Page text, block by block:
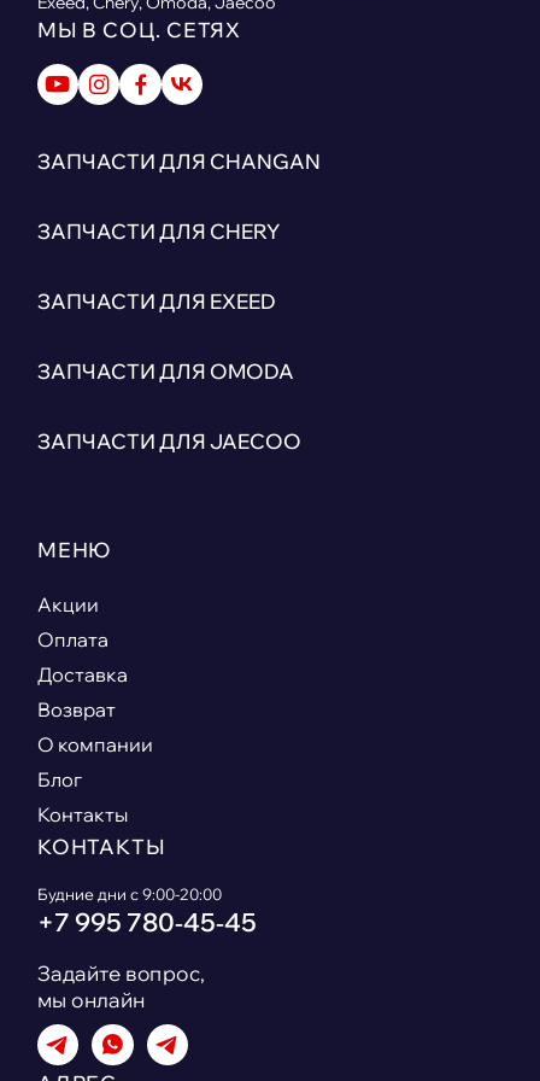
МЫ В СОЦ. СЕТЯХ
ЗАПЧАСТИ ДЛЯ CHANGAN
ЗАПЧАСТИ ДЛЯ CHERY
ЗАПЧАСТИ ДЛЯ EXEED
ЗАПЧАСТИ ДЛЯ OMODA
ЗАПЧАСТИ ДЛЯ JAECOO
МЕНЮ
Акции
Оплата
Доставка
Возврат
О компании
Блог
Контакты
КОНТАКТЫ
Будние дни с 9:00-20:00
+7 995 780‑45‑45
Задайте вопрос,
мы онлайн